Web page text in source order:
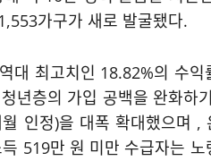
가구가 새로 발굴됐다.
대 최고치인 18.82%의 수
년층의 가입 공백을 완화하
인정)을 대폭 확대했으며 ,
519만 원 미만 수급자는